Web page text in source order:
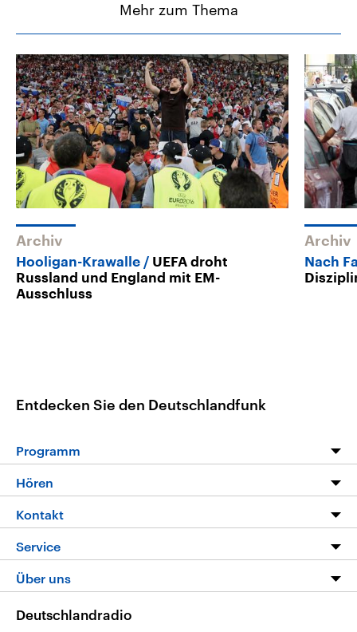
Mehr zum Thema
Archiv
Hooligan-Krawalle
UEFA droht
Russland und England mit EM-
Ausschluss
Archiv
Nach
Entdecken Sie den Deutschlandfunk
Programm
Programm
Die Nachrichten
Nachrichtenleicht
Neue Beiträge auf dlf.de
Hören
Livestream
Podcasts
Deutschlandfunk App
Nachrichten App
Kontakt
Hörerservice
Service
FAQ
Veranstaltungen
Über uns
Deutschlandradio